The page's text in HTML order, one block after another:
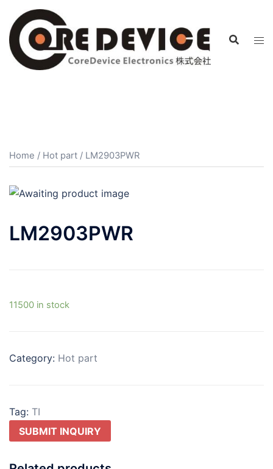
Home / Hot part / LM2903PWR
LM2903PWR
11500 in stock
Category: Hot part
Tag: TI
SUBMIT INQUIRY